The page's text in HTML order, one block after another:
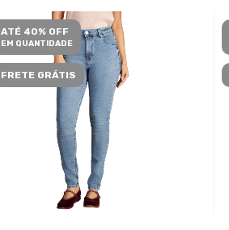
ATÉ 40% OFF
EM QUANTIDADE
FRETE GRÁTIS